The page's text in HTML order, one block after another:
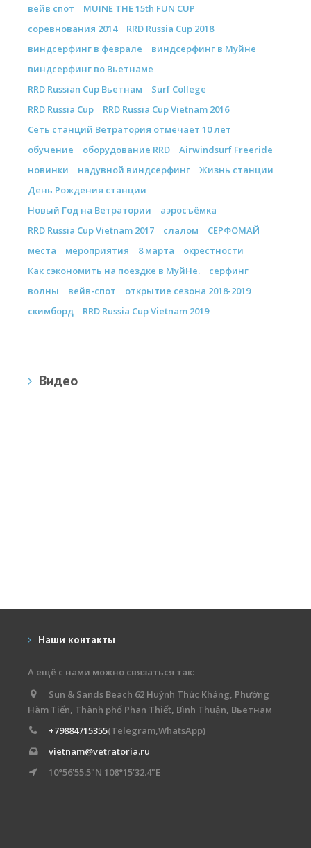
вейв спот
MUINE THE 15th FUN CUP
соревнования 2014
RRD Russia Cup 2018
виндсерфинг в феврале
виндсерфинг в Муйне
виндсерфинг во Вьетнаме
RRD Russian Cup Вьетнам
Surf College
RRD Russia Cup
RRD Russia Cup Vietnam 2016
Сеть станций Ветратория отмечает 10 лет
обучение
оборудование RRD
Airwindsurf Freeride
новинки
надувной виндсерфинг
Жизнь станции
День Рождения станции
Новый Год на Ветратории
аэросъёмка
RRD Russia Cup Vietnam 2017
слалом
СЕРФОМАЙ
места
мероприятия 8 марта
окрестности
Как сэкономить на поездке в МуйНе.
серфинг
волны
вейв-спот
открытие сезона 2018-2019
скимборд
RRD Russia Cup Vietnam 2019
Видео
Наши контакты
А ещё с нами можно связаться так:
Sun & Sands Beach 62 Huỳnh Thúc Kháng, Phường
Hàm Tiến, Thành phố Phan Thiết, Bình Thuận, Вьетнам
+79884715355(Telegram,WhatsApp)
vietnam@vetratoria.ru
10°56'55.5"N 108°15'32.4"E